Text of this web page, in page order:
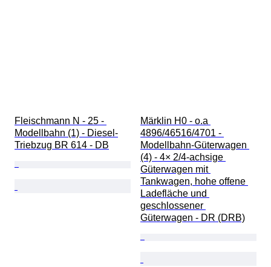
Fleischmann N - 25 -
Modellbahn (1) - Diesel-
Triebzug BR 614 - DB
Märklin H0 - o.a
4896/46516/4701 -
Modellbahn-Güterwagen
(4) - 4× 2/4‑achsige
Güterwagen mit
Tankwagen, hohe offene
Ladefläche und
geschlossener
Güterwagen - DR (DRB)